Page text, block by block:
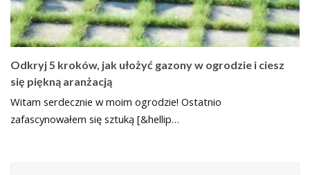
Odkryj 5 kroków, jak ułożyć gazony w ogrodzie i ciesz
się piękną aranżacją
Witam serdecznie w moim ogrodzie! Ostatnio
zafascynowałem się sztuką [&hellip…